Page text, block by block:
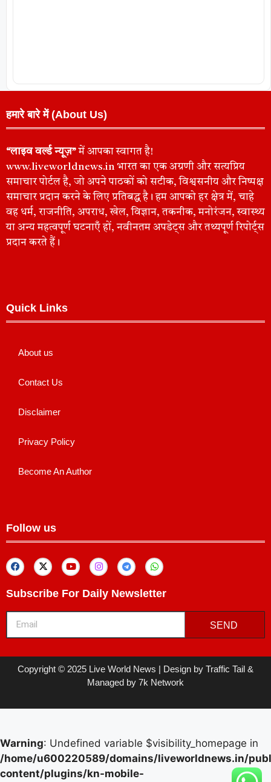
हमारे बारे में (About Us)
“लाइव वर्ल्ड न्यूज़”में आपका स्वागत है!
www.liveworldnews.in भारत का एक अग्रणी और सत्यप्रिय
समाचार पोर्टल है, जो अपने पाठकों को सटीक, विश्वसनीय और निष्पक्ष
समाचार प्रदान करने के लिए प्रतिबद्ध है। हम आपको हर क्षेत्र में, चाहे
वह धर्म, राजनीति, अपराध, खेल, विज्ञान, तकनीक, मनोरंजन, स्वास्थ्य
या अन्य महत्वपूर्ण घटनाएँ हों, नवीनतम अपडेट्स और तथ्यपूर्ण रिपोर्ट्स
प्रदान करते हैं।
Quick Links
About us
Contact Us
Disclaimer
Privacy Policy
Become An Author
Follow us
Subscribe For Daily Newsletter
SEND
Copyright © 2025 Live World News | Design by Traffic Tail &
Managed by 7k Network
Warning: Undefined variable $visibility_homepage in
/home/u600220589/domains/liveworldnews.in/
content/plugins/kn-mobile-